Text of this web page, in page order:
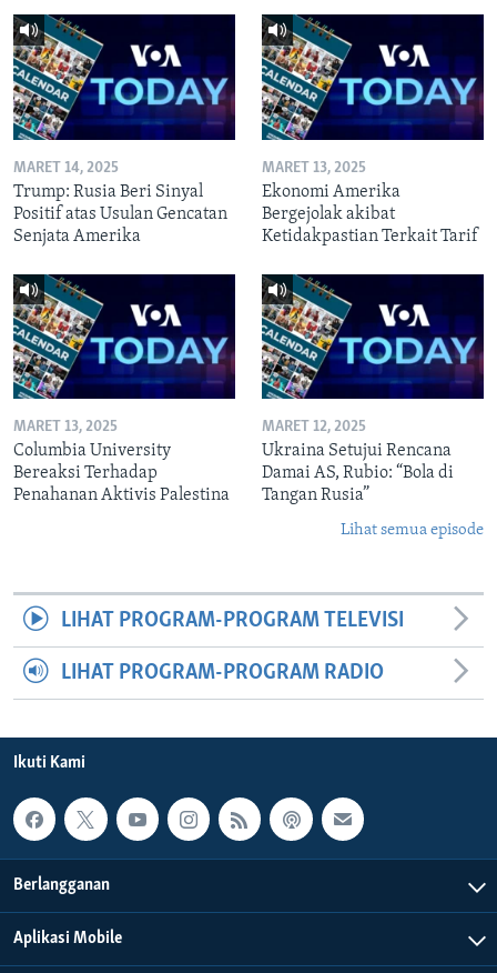
MARET 14, 2025
Trump: Rusia Beri Sinyal
Positif atas Usulan Gencatan
Senjata Amerika
MARET 13, 2025
Ekonomi Amerika
Bergejolak akibat
Ketidakpastian Terkait Tarif
MARET 13, 2025
Columbia University
Bereaksi Terhadap
Penahanan Aktivis Palestina
MARET 12, 2025
Ukraina Setujui Rencana
Damai AS, Rubio: “Bola di
Tangan Rusia”
Lihat semua episode
LIHAT PROGRAM-PROGRAM TELEVISI
LIHAT PROGRAM-PROGRAM RADIO
Ikuti Kami
Berlangganan
Aplikasi Mobile